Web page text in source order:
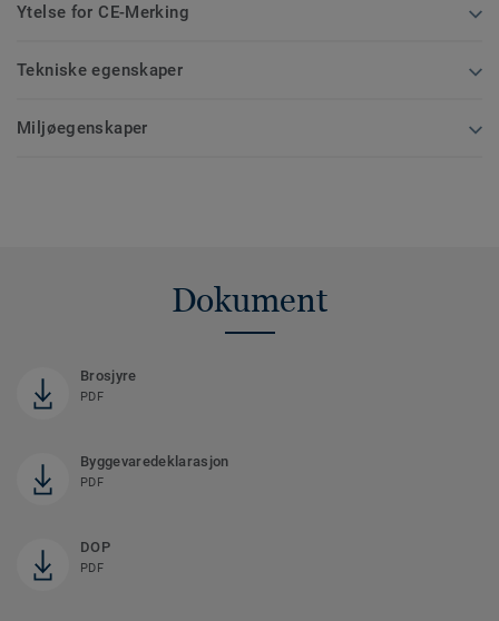
Ytelse for CE-Merking
Tekniske egenskaper
Miljøegenskaper
Dokument
Brosjyre
PDF
Byggevaredeklarasjon
PDF
DOP
PDF